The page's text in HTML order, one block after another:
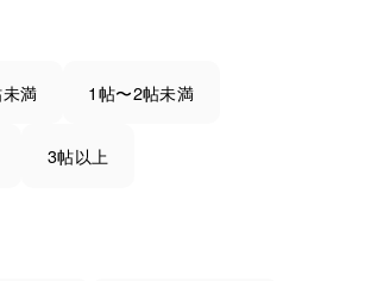
満 1帖〜2帖未満
3帖以上